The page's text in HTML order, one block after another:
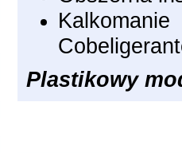
Plastikowy